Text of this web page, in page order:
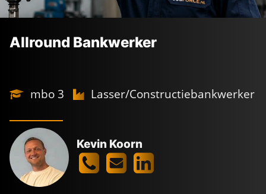
Allround Bankwerker
mbo 3 Lasser/Constructiebankwerker
Kevin Koorn